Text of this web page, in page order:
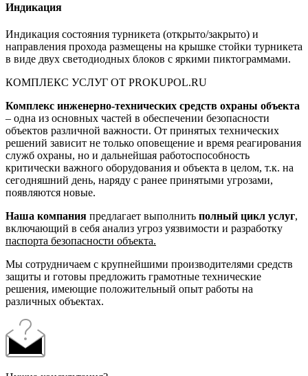
Индикация
Индикация состояния турникета (открыто/закрыто) и
направления прохода размещены на крышке стойки турникета
в виде двух светодиодных блоков с яркими пиктограммами.
КОМПЛЕКС УСЛУГ ОТ PROKUPOL.RU
Комплекс инженерно-технических средств охраны объекта
– одна из основных частей в обеспечении безопасности
объектов различной важности. От принятых технических
решений зависит не только оповещение и время реагирования
служб охраны, но и дальнейшая работоспособность
критически важного оборудования и объекта в целом, т.к. на
сегодняшний день, наряду с ранее принятыми угрозами,
появляются новые.
Наша компания предлагает выполнить полный цикл услуг,
включающий в себя анализ угроз уязвимости и разработку
паспорта безопасности объекта.
Мы сотрудничаем с крупнейшими производителями средств
защиты и готовы предложить грамотные технические
решения, имеющие положительный опыт работы на
различных объектах.